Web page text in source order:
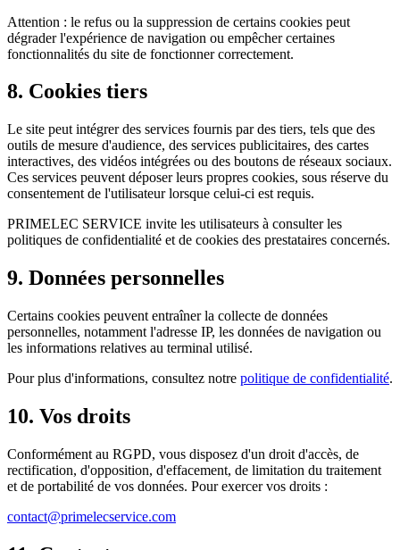
Attention : le refus ou la suppression de certains cookies peut
dégrader l'expérience de navigation ou empêcher certaines
fonctionnalités du site de fonctionner correctement.
8. Cookies tiers
Le site peut intégrer des services fournis par des tiers, tels que des
outils de mesure d'audience, des services publicitaires, des cartes
interactives, des vidéos intégrées ou des boutons de réseaux sociaux.
Ces services peuvent déposer leurs propres cookies, sous réserve du
consentement de l'utilisateur lorsque celui-ci est requis.
PRIMELEC SERVICE invite les utilisateurs à consulter les
politiques de confidentialité et de cookies des prestataires concernés.
9. Données personnelles
Certains cookies peuvent entraîner la collecte de données
personnelles, notamment l'adresse IP, les données de navigation ou
les informations relatives au terminal utilisé.
Pour plus d'informations, consultez notre politique de confidentialité.
10. Vos droits
Conformément au RGPD, vous disposez d'un droit d'accès, de
rectification, d'opposition, d'effacement, de limitation du traitement
et de portabilité de vos données. Pour exercer vos droits :
contact@primelecservice.com